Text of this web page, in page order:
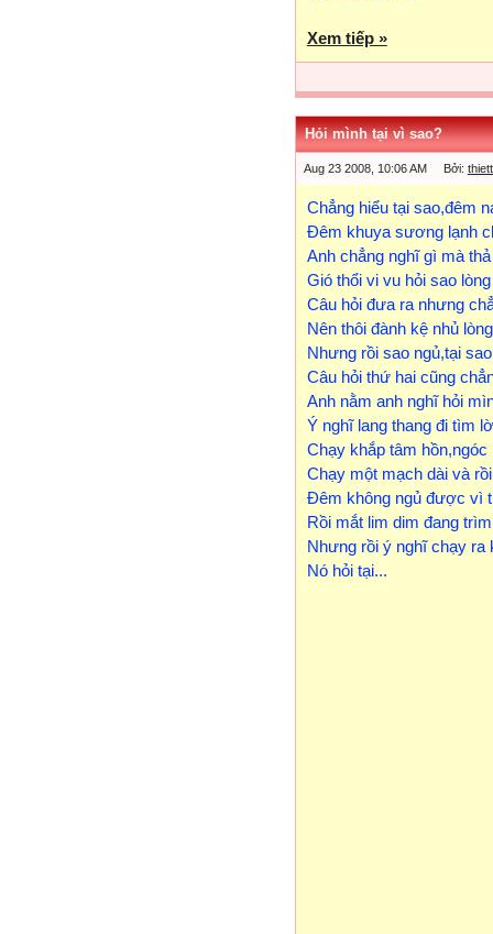
Xem tiếp »
Hỏi mình tại vì sao?
Aug 23 2008, 10:06 AM Bởi:
Chẳng hiểu tại sao,đêm
Đêm khuya sương lạnh
Anh chẳng nghĩ gì mà
Gió thổi vi vu hỏi sao
Câu hỏi đưa ra nhưng
Nên thôi đành kệ nhủ
Nhưng rồi sao ngủ,tại
Câu hỏi thứ hai cũng
Anh nằm anh nghĩ hỏi
Ý nghĩ lang thang đi tìm
Chạy khắp tâm
Chạy một mạch dài và
Đêm không ngủ được vì
Rồi mắt lim dim đang
Nhưng rồi ý nghĩ chạy ra
Nó hỏi tại...